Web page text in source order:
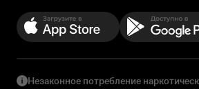
Незаконное потребление